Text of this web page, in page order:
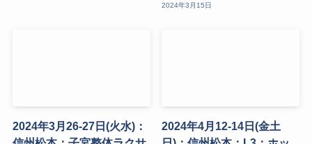
2024年3月15日
2024年3月26-27日(火水)：
2024年4月12-14日(金土